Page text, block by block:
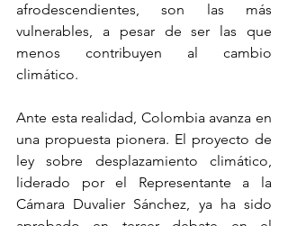
afrodescendientes, son las más
vulnerables, a pesar de ser las que
menos contribuyen al cambio
climático.
Ante esta realidad, Colombia avanza en
una propuesta pionera. El proyecto de
ley sobre desplazamiento climático,
liderado por el Representante a la
Cámara Duvalier Sánchez, ya ha sido